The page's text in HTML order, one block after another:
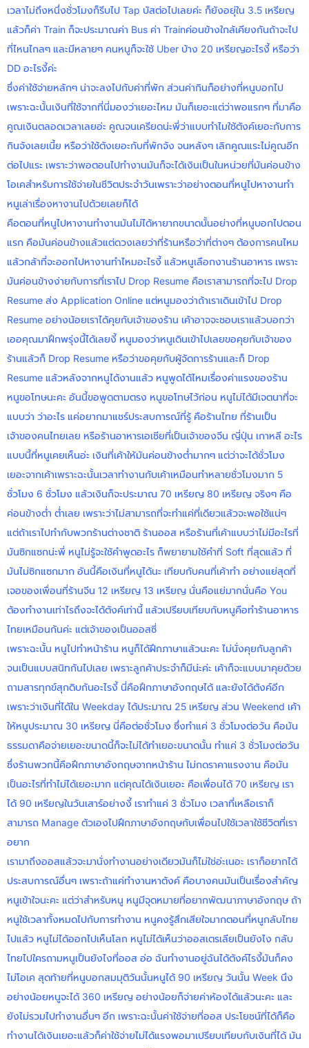
เวลาไม่ถึงหนึ่งชั่วโมงก็รีบไป Tap บัสต่อไปเลยค่ะ ก็ยังอยุ่ใน 3.5 เหรียญ
แล้วก็ค่า Train ก็จะประมาณค่า Bus ค่า Trainค่อนข้างใกล้เคียงกันถ้าจะไป
ที่ไหนไกลๆ และมีหลายๆ คนหนูก็จะใช้ Uber บ้าง 20 เหรียญอะไรงี้ หรือว่า
DD อะไรงี้ค่ะ
ซึ่งค่าใช้จ่ายหลักๆ น่าจะลงไปกับค่าที่พัก ส่วนค่ากินก็อย่างที่หนูบอกไป
เพราะฉะนั้นเงินที่ใช้จากที่นี่มองว่าเยอะไหม มันก็เยอะแต่ว่าพอแรกๆ ที่มาคือ
คูณเงินตลอดเวลาเลยอ่ะ คูณจนเครียดน่ะพี่ว่าแบบทำไมใช้ตังค์เยอะกับการ
กินจังเลยเนี้ย หรือว่าใช้ตังเยอะกับที่พักจัง จนหลังๆ เลิกคูณแระไม่คูณอีก
ต่อไปแระ เพราะว่าพอตอนไปทำงานมันก็จะได้เงินเป็นในหน่วยที่มันค่อนข้าง
โอเคสำหรับการใช้จ่ายในชีวิตประจำวันเพราะว่าอย่างตอนที่หนูไปหางานทำ
หนูเล่าเรื่องหางานไปด้วยเลยก็ได้
คือตอนที่หนูไปหางานทำงานมันไม่ได้หายากขนาดนั้นอย่างที่หนูบอกไปตอน
แรก คือมันค่อนข้างแล้วแต่ดวงเลยว่าที่ร้านหรือว่าที่ต่างๆ ต้องการคนไหม
แล้วกล้าที่จะออกไปหางานทำไหมอะไรงี้ แล้วหนูเลือกงานร้านอาหาร เพราะ
มันค่อนข้างง่ายกับการที่เราไป Drop Resume คือเราสามารถที่จะไป Drop
Resume ส่ง Application Online แต่หนูมองว่าถ้าเราเดินเข้าไป Drop
Resume อย่างน้อยเราได้คุยกับเจ้าของร้าน เค้าอาจจะชอบเราแล้วบอกว่า
เออคุณมาฝึกพรุ่งนี้ได้เลยงี้ หนูมองว่าหนูเดินเข้าไปเลยขอคุยกับเจ้าของ
ร้านแล้วก็ Drop Resume หรือว่าขอคุยกับผู้จัดการร้านและก็ Drop
Resume แล้วหลังจากหนูได้งานแล้ว หนูพูดได้ไหมเรื่องค่าแรงของร้าน
หนูขอโทษนะคะ อันนี้ขอพูดตามตรง หนูขอโทษไว้ก่อน หนูไม่ได้มีเจตนาที่จะ
แบบว่า ว่าอะไร แค่อยากมาแชร์ประสบการณ์ที่รู้ คือร้านไทย ที่ร้านเป็น
เจ้าของคนไทยเลย หรือร้านอาหารเอเชียที่เป็นเจ้าของจีน ญี่ปุ่น เกาหลี อะไร
แบบนี้ที่หนูเคยเห็นอ่ะ เงินที่เค้าให้มันค่อนข้างต่ำมากๆ แต่ว่าจะได้ชั่วโมง
เยอะจากเค้าเพราะฉะนั้นเวลาทำงานกับเค้าเหมือนทำหลายชั่วโมงมาก 5
ชั่วโมง 6 ชั่วโมง แล้วเงินก็จะประมาณ 70 เหรียญ 80 เหรียญ จริงๆ คือ
ค่อนข้างต่ำ ต่ำเลย เพราะว่าไม่สามารถที่จะทำแค่ที่เดียวแล้วจะพอใช้แน่ๆ
แต่ถ้าเราไปทำกับพวกร้านต่างชาติ ร้านออส หรือร้านที่เค้าแบบว่าไม่มีอะไรที่
มันซิกแซกน่ะพี่ หนูไม่รู้จะใช้คำพูดอะไร ก็พยายามใช้คำที่ Soft ที่สุดแล้ว ที่
มันไม่ซิกแซกมาก อันนี้คือเงินที่หนูได้นะ เทียบกับคนที่เค้าทำ อย่างแย่สุดที่
เจอของเพื่อนที่ร้านจีน 12 เหรียญ 13 เหรียญ นั่นคือแย่มากนั่นคือ You
ต้องทำงานเท่าไรถึงจะได้ตังค์เท่านี้ แล้วเปรียบเทียบกับหนูคือทำร้านอาหาร
ไทยเหมือนกันค่ะ แต่เจ้าของเป็นออสซี่
เพราะฉะนั้น หนูไปทำหน้าร้าน หนูก็ได้ฝึกภาษาแล้วนะคะ ไม่นั่งคุยกับลูกค้า
จนเป็นแบบสนิทกันไปเลย เพราะลูกค้าประจำก็มีน่ะค่ะ เค้าก็จะแบบมาคุยด้วย
ถามสารทุกข์สุกดิบกันอะไรงี้ นี่คือฝึกภาษาอังกฤษได้ และยังได้ตังค์อีก
เพราะว่าเงินที่ได้ใน Weekday ได้ประมาณ 25 เหรียญ ส่วน Weekend เค้า
ให้หนูประมาณ 30 เหรียญ นี่คือต่อชั่วโมง ซึ่งทำแค่ 3 ชั่วโมงต่อวัน คือมัน
ธรรมดาคือจ่ายเยอะขนาดนี้ก็จะไม่ได้ทำเยอะขนาดนั้น ทำแค่ 3 ชั่วโมงต่อวัน
ซึ่งร้านพวกนี้คือฝึกภาษาอังกฤษจากหน้าร้าน ไม่กดราคาแรงงาน คือมัน
เป็นอะไรที่ทำไม่ได้เยอะมาก แต่คุณได้เงินเยอะ คือเพื่อนได้ 70 เหรียญ เรา
ได้ 90 เหรียญในวันเสาร์อย่างงี้ เราทำแค่ 3 ชั่วโมง เวลาที่เหลือเราก็
สามารถ Manage ตัวเองไปฝึกภาษาอังกฤษกับเพื่อนไปใช้เวลาใช้ชีวิตที่เรา
อยาก
เรามาถึงออสแล้วจะมานั่งทำงานอย่างเดียวมันก็ไม่ใช่อ่ะเนอะ เราก็อยากได้
ประสบการณ์อื่นๆ เพราะถ้าแค่ทำงานหาตังค์ คือบางคนมันเป็นเรื่องสำคัญ
หนูเข้าใจนะคะ แต่ว่าสำหรับหนู หนูมีจุดหมายที่อยากพัฒนาภาษาอังกฤษ ถ้า
หนูใช้เวลาทั้งหมดไปกับการทำงาน หนูคงรู้สึกเสียใจมากตอนที่หนูกลับไทย
ไปแล้ว หนูไม่ได้ออกไปเห็นโลก หนูไม่ได้เห็นว่าออสเตรเลียเป็นยังไง กลับ
ไทยไปใครถามหนูเป็นยังไงที่ออส อ่อ ฉันทำงานอยู่ฉันได้ตังค์ไรงี้มันก็คง
ไม่โอเค สุดท้ายที่หนูบอกสมมุติวันนั้นหนูได้ 90 เหรียญ วันนั้น Week นึง
อย่างน้อยหนูจะได้ 360 เหรียญ อย่างน้อยก็จ่ายค่าห้องได้แล้วนะคะ และ
ยังไม่รวมไปทำงานอื่นๆ อีก เพราะฉะนั้นค่าใช้จ่ายที่ออส ประโยชน์ที่ได้ก็คือ
ทำงานได้เงินเยอะแล้วก็ค่าใช้จ่ายไม่ได้แรงพอมาเปรียบเทียบกับเงินที่ได้ มัน